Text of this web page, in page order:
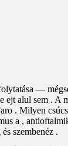
—
alul sem . A
. Milyen
a ,
szembenéz .